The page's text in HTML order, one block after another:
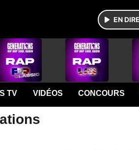
EN
TV VIDÉOS CONCOURS